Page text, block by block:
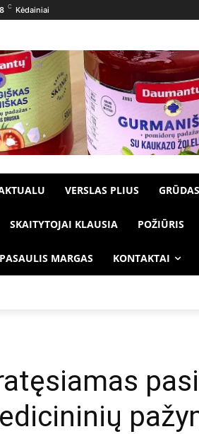
C Kėdainiai
VERSLAS PLIUS GRŪDAS
SKAITYTOJAI KLAUSIA POŽIŪRIS
PASAULIS MARGAS KONTAKTAI